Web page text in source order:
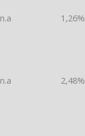
n.a 1,26%
n.a 2,48%